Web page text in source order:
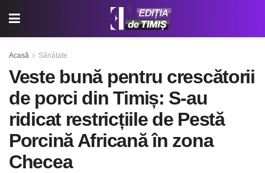
Acasă Sănătate
Veste bună pentru crescătorii
de porci din Timiș: S-au
ridicat restricțiile de Pestă
Porcină Africană în zona
Checea